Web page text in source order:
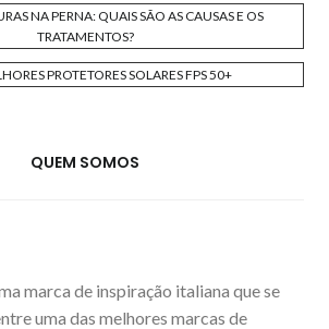
NA PERNA: QUAIS SÃO AS CAUSAS E OS
TRATAMENTOS?
PROTETORES SOLARES FPS 50+
QUEM SOMOS
marca de inspiração italiana que se
uma das melhores marcas de